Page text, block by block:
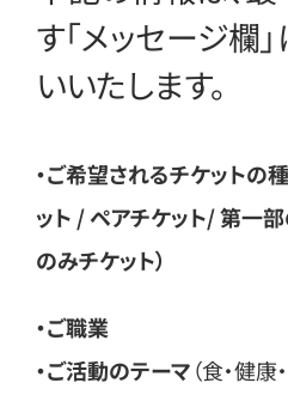
す「メッセージ欄
いいたします。
・ご希望されるチケットの
ット / ペアチケット/ 第一
のみチケット）
・ご職業
・ご活動のテーマ（食・健